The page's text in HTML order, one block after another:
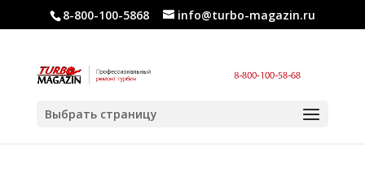
8-800-100-5868 info@turbo-magazin.ru
Выбрать страницу